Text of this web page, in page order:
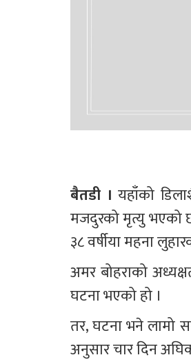
बैतडी । यहाँको
मजदुरको मृत्यु भएको छ
३८ वर्षीया महना
अमर बोहराको
घटना भएको हो ।
तर, घटना भने लामो
अनुसार चार दिन